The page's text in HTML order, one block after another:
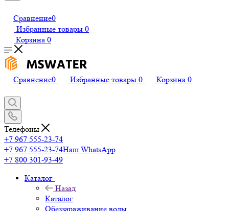
Сравнение0
Избранные товары 0
Корзина 0
Сравнение0 Избранные товары 0 Корзина 0
Телефоны
+7 967 555-23-74
+7 967 555-23-74Наш WhatsApp
+7 800 301-93-49
Каталог
Назад
Каталог
Обеззараживание воды